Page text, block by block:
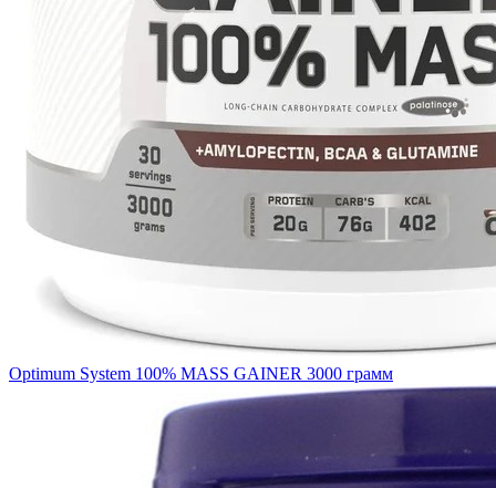
Optimum System 100% MASS GAINER 3000 грамм